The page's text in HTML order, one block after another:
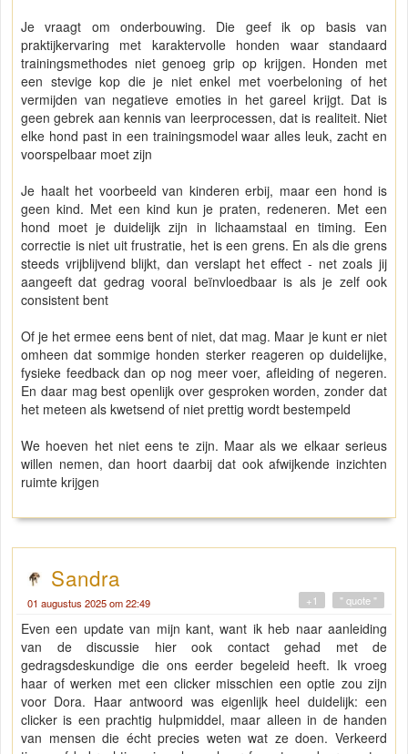
Je vraagt om onderbouwing. Die geef ik op basis van
praktijkervaring met karaktervolle honden waar standaard
trainingsmethodes niet genoeg grip op krijgen. Honden met
een stevige kop die je niet enkel met voerbeloning of het
vermijden van negatieve emoties in het gareel krijgt. Dat is
geen gebrek aan kennis van leerprocessen, dat is realiteit. Niet
elke hond past in een trainingsmodel waar alles leuk, zacht en
voorspelbaar moet zijn
Je haalt het voorbeeld van kinderen erbij, maar een hond is
geen kind. Met een kind kun je praten, redeneren. Met een
hond moet je duidelijk zijn in lichaamstaal en timing. Een
correctie is niet uit frustratie, het is een grens. En als die grens
steeds vrijblijvend blijkt, dan verslapt het effect - net zoals jij
aangeeft dat gedrag vooral beïnvloedbaar is als je zelf ook
consistent bent
Of je het ermee eens bent of niet, dat mag. Maar je kunt er niet
omheen dat sommige honden sterker reageren op duidelijke,
fysieke feedback dan op nog meer voer, afleiding of negeren.
En daar mag best openlijk over gesproken worden, zonder dat
het meteen als kwetsend of niet prettig wordt bestempeld
We hoeven het niet eens te zijn. Maar als we elkaar serieus
willen nemen, dan hoort daarbij dat ook afwijkende inzichten
ruimte krijgen
Sandra
01 augustus 2025 om 22:49 " quote "
+1
Even een update van mijn kant, want ik heb naar aanleiding
van de discussie hier ook contact gehad met de
gedragsdeskundige die ons eerder begeleid heeft. Ik vroeg
haar of werken met een clicker misschien een optie zou zijn
voor Dora. Haar antwoord was eigenlijk heel duidelijk: een
clicker is een prachtig hulpmiddel, maar alleen in de handen
van mensen die écht precies weten wat ze doen. Verkeerd